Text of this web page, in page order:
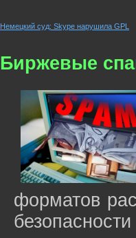
Немецкий суд: Skype нарушила GPL
Биржевые
форматов